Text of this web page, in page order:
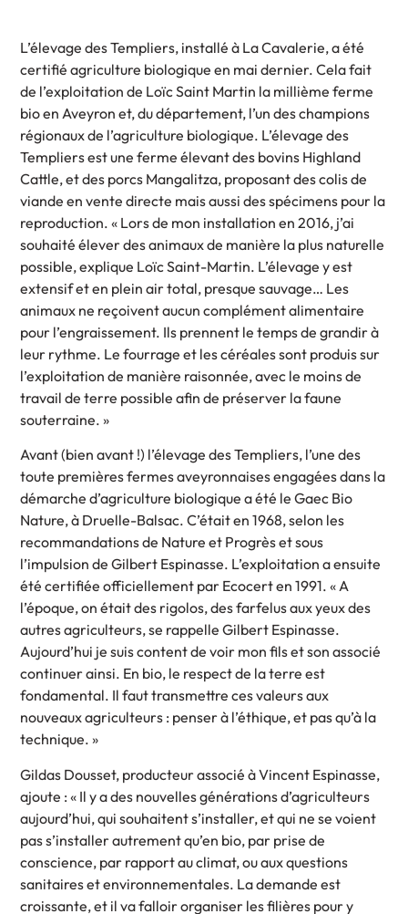
L’élevage des Templiers, installé à La Cavalerie, a été
certifié agriculture biologique en mai dernier. Cela fait
de l’exploitation de Loïc Saint Martin la millième ferme
bio en Aveyron et, du département, l’un des champions
régionaux de l’agriculture biologique. L’élevage des
Templiers est une ferme élevant des bovins Highland
Cattle, et des porcs Mangalitza, proposant des colis de
viande en vente directe mais aussi des spécimens pour la
reproduction. « Lors de mon installation en 2016, j’ai
souhaité élever des animaux de manière la plus naturelle
possible, explique Loïc Saint-Martin. L’élevage y est
extensif et en plein air total, presque sauvage… Les
animaux ne reçoivent aucun complément alimentaire
pour l’engraissement. Ils prennent le temps de grandir à
leur rythme. Le fourrage et les céréales sont produis sur
l’exploitation de manière raisonnée, avec le moins de
travail de terre possible afin de préserver la faune
souterraine. »
Avant (bien avant !) l’élevage des Templiers, l’une des
toute premières fermes aveyronnaises engagées dans la
démarche d’agriculture biologique a été le Gaec Bio
Nature, à Druelle-Balsac. C’était en 1968, selon les
recommandations de Nature et Progrès et sous
l’impulsion de Gilbert Espinasse. L’exploitation a ensuite
été certifiée officiellement par Ecocert en 1991. « A
l’époque, on était des rigolos, des farfelus aux yeux des
autres agriculteurs, se rappelle Gilbert Espinasse.
Aujourd’hui je suis content de voir mon fils et son associé
continuer ainsi. En bio, le respect de la terre est
fondamental. Il faut transmettre ces valeurs aux
nouveaux agriculteurs : penser à l’éthique, et pas qu’à la
technique. »
Gildas Dousset, producteur associé à Vincent Espinasse,
ajoute : « Il y a des nouvelles générations d’agriculteurs
aujourd’hui, qui souhaitent s’installer, et qui ne se voient
pas s’installer autrement qu’en bio, par prise de
conscience, par rapport au climat, ou aux questions
sanitaires et environnementales. La demande est
croissante, et il va falloir organiser les filières pour y